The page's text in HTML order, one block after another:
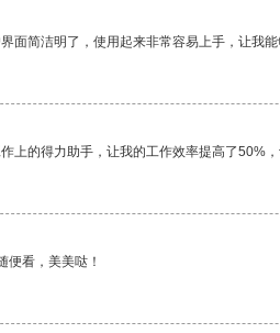
面简洁明了，使用起来非常容易上手，让我
上的得力助手，让我的工作效率提高了50%
便看，美美哒！